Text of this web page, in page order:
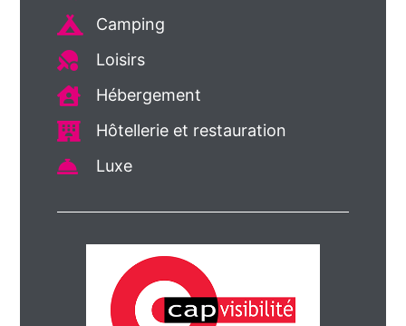
Camping
Loisirs
Hébergement
Hôtellerie et restauration
Luxe